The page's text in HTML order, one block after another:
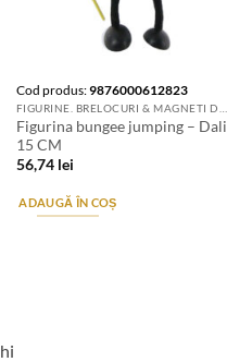
Cod produs:9876000612823
Figurina bungee jumping – Dali
15 CM
56,74 lei
ADAUGĂ ÎN COȘ
hi